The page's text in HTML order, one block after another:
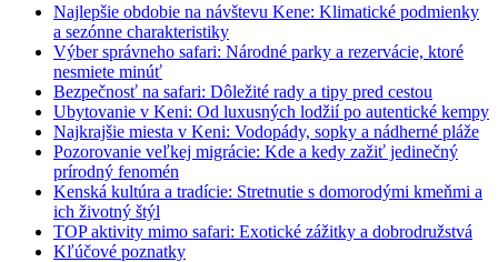
Najlepšie‌ obdobie na návštevu Kene:⁤ Klimatické podmienky
a sezónne⁤ charakteristiky
Výber správneho⁤ safari: Národné parky a rezervácie, ktoré
nesmiete ‍minúť
Bezpečnosť ⁢na safari: Dôležité‌ rady a ⁣tipy​ pred cestou
Ubytovanie v Keni: Od luxusných lodžií po autentické kempy
Najkrajšie miesta v⁢ Keni: Vodopády,‌ sopky a nádherné pláže
Pozorovanie veľkej migrácie: ⁤Kde a kedy ‌zažiť jedinečný
⁢prírodný fenomén
Kenská kultúra ⁣a tradície:⁤ Stretnutie s ​domorodými kmeňmi ‍a
ich‍ životný štýl
TOP aktivity mimo safari: ​Exotické zážitky ‌a dobrodružstvá
Kľúčové poznatky